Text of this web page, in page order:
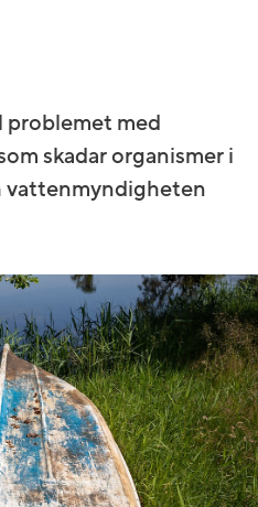
problemet med
skadar organismer i
vattenmyndigheten